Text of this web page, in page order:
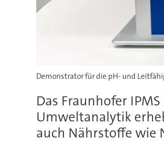
Demonstrator für die pH- und
Das Fraunhofer
Umweltanalytik
auch Nährstoffe wie